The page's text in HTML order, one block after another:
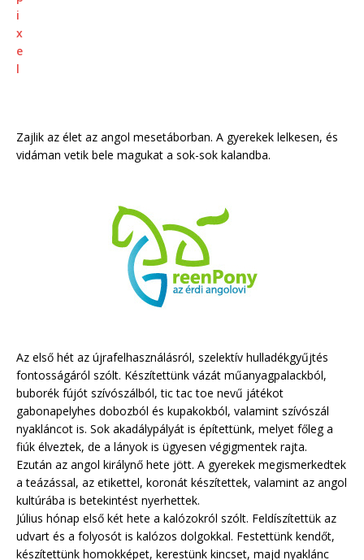
Zajlik az élet az angol mesetáborban. A gyerekek lelkesen, és
vidáman vetik bele magukat a sok-sok kalandba.
Az első hét az újrafelhasználásról, szelektív hulladékgyűjtés
fontosságáról szólt. Készítettünk vázát műanyagpalackból,
buborék fújót szívószálból, tic tac toe nevű játékot
gabonapelyhes dobozból és kupakokból, valamint szívószál
nyakláncot is. Sok akadálypályát is építettünk, melyet főleg a
fiúk élveztek, de a lányok is ügyesen végigmentek rajta.
Ezután az angol királynő hete jött. A gyerekek megismerkedtek
a teázással, az etikettel, koronát készítettek, valamint az angol
kultúrába is betekintést nyerhettek.
Július hónap első két hete a kalózokról szólt. Feldíszítettük az
udvart és a folyosót is kalózos dolgokkal. Festettünk kendőt,
készítettünk homokképet, kerestünk kincset, majd nyaklánc